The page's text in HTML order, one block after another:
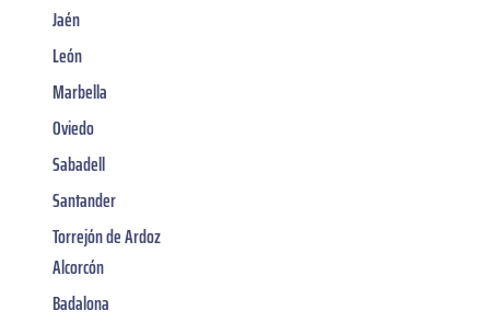
Jaén
León
Marbella
Oviedo
Sabadell
Santander
Torrejón de Ardoz
Alcorcón
Badalona